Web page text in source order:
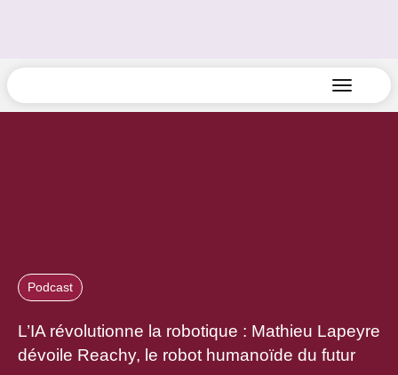
Podcast
L’IA révolutionne la robotique : Mathieu Lapeyre
dévoile Reachy, le robot humanoïde du futur